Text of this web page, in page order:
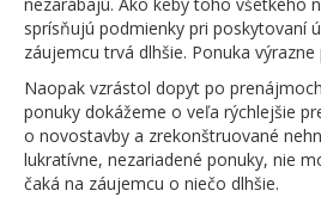
sprísňujú podmienky pri poskytovaní
záujemcu trvá dlhšie. Ponuka
Naopak vzrástol dopyt po
ponuky dokážeme o veľa rýchlejšie
o novostavby a zrekonštruované
lukratívne, nezariadené ponuky, nie
čaká na záujemcu o niečo dlhšie.